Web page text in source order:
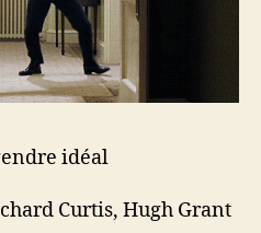
idéal
Curtis, Hugh Grant